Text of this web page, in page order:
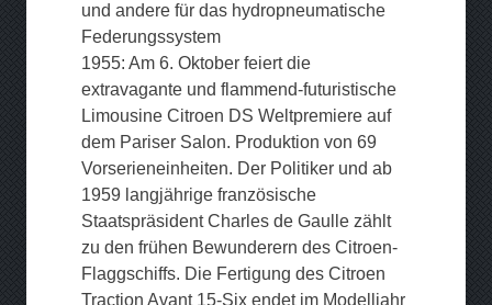
und andere für das hydropneumatische
Federungssystem
1955: Am 6. Oktober feiert die
extravagante und flammend-futuristische
Limousine Citroen DS Weltpremiere auf
dem Pariser Salon. Produktion von 69
Vorserieneinheiten. Der Politiker und ab
1959 langjährige französische
Staatspräsident Charles de Gaulle zählt
zu den frühen Bewunderern des Citroen-
Flaggschiffs. Die Fertigung des Citroen
Traction Avant 15-Six endet im Modelljahr